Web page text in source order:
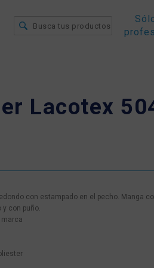
Lacotex
con estampado en el pecho. Manga
con puño.